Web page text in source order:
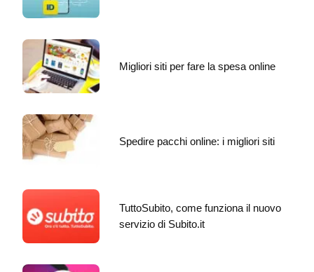
Migliori siti per fare la spesa online
Spedire pacchi online: i migliori siti
TuttoSubito, come funziona il nuovo
servizio di Subito.it